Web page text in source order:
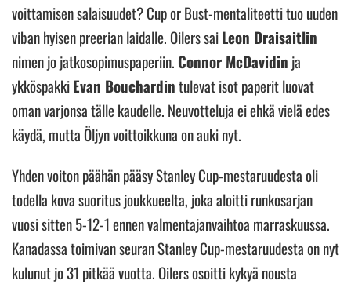
voittamisen salaisuudet? Cup or Bust-mentaliteetti tuo uuden
viban hyisen preerian laidalle. Oilers saiLeon Draisaitlin
nimen jo jatkosopimuspaperiin. Connor McDavidin ja
ykköspakkiEvan Bouchardintulevat isot paperit luovat
oman varjonsa tälle kaudelle. Neuvotteluja ei ehkä vielä edes
käydä, mutta Öljyn voittoikkuna on auki nyt.
Yhden voiton päähän pääsy Stanley Cup-mestaruudesta oli
todella kova suoritus joukkueelta, joka aloitti runkosarjan
vuosi sitten 5-12-1 ennen valmentajanvaihtoa marraskuussa.
Kanadassa toimivan seuran Stanley Cup-mestaruudesta on nyt
kulunut jo 31 pitkää vuotta. Oilers osoitti kykyä nousta